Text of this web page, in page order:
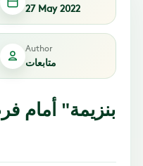
27 May 2022
Author
متابعات